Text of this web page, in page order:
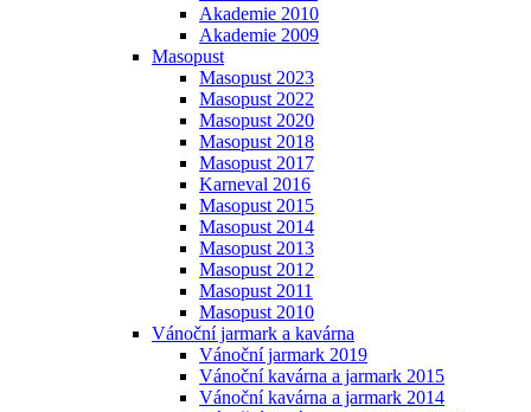
Akademie 2010
Akademie 2009
Masopust
Masopust 2023
Masopust 2022
Masopust 2020
Masopust 2018
Masopust 2017
Karneval 2016
Masopust 2015
Masopust 2014
Masopust 2013
Masopust 2012
Masopust 2011
Masopust 2010
Vánoční jarmark a kavárna
Vánoční jarmark 2019
Vánoční kavárna a jarmark 2015
Vánoční kavárna a jarmark 2014